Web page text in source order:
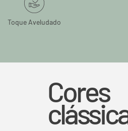
Toque Aveludado
Cores